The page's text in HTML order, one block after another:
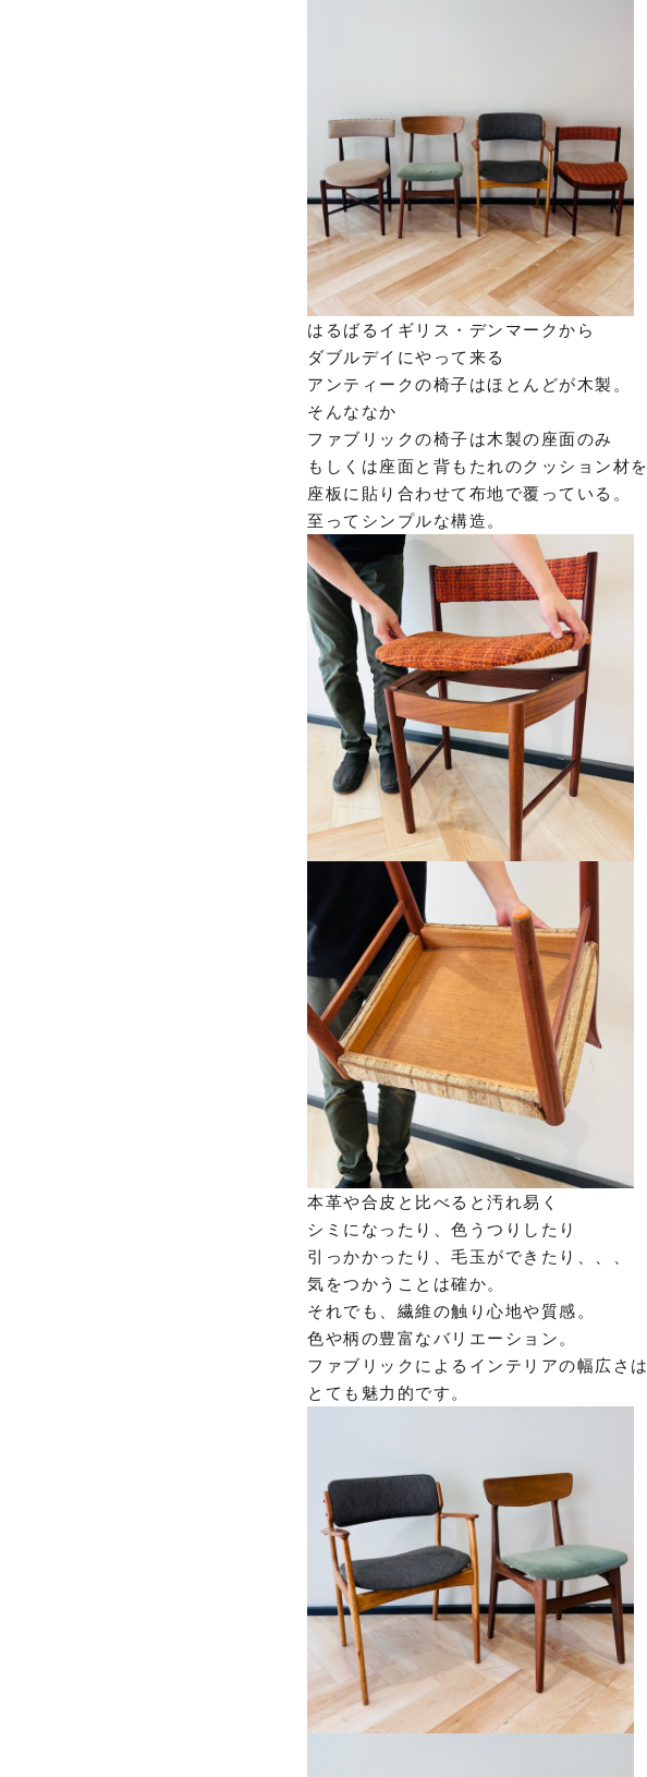
はるばるイギリス・デンマークから
ダブルデイにやって来る
アンティークの椅子はほとんどが木製。
そんななか
ファブリックの椅子は木製の座面のみ
もしくは座面と背もたれのクッション材を
座板に貼り合わせて布地で覆っている。
至ってシンプルな構造。
本革や合皮と比べると汚れ易く
シミになったり、色うつりしたり
引っかかったり、毛玉ができたり、、、
気をつかうことは確か。
それでも、繊維の触り心地や質感。
色や柄の豊富なバリエーション。
ファブリックによるインテリアの幅広さは
とても魅力的です。